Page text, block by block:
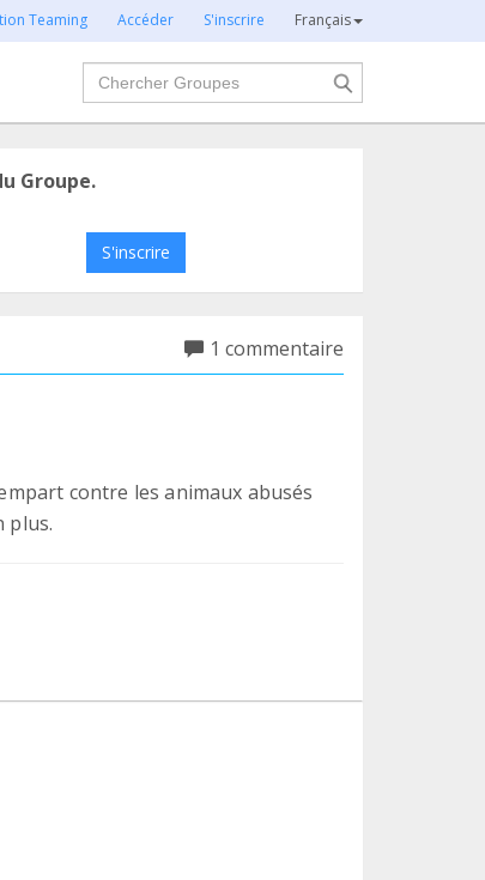
Teaming Accéder S'inscrire Français
Chercher
Groupe.
S'inscrire
1 commentaire
contre les animaux abusés
plus.